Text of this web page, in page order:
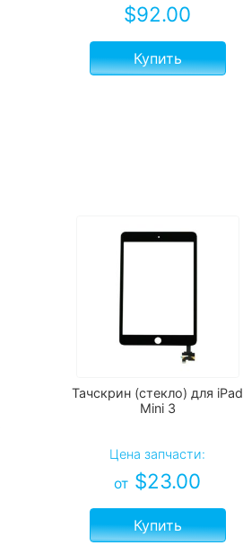
$92.00
Купить
Тачскрин (стекло) для iPad
Mini 3
Цена запчасти:
от $23.00
Купить